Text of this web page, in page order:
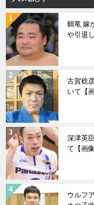
鶴竜 嫁
や引退
古賀稔
いて【画
深津英
て【画像
ウルフ